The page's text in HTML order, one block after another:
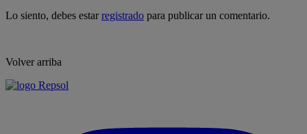
Lo siento, debes estarregistrado para publicar un comentario.
Volver arriba